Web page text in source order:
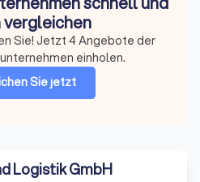
vergleichen
Sie! Jetzt 4 Angebote der
einholen.
Sie jetzt
Logistik GmbH